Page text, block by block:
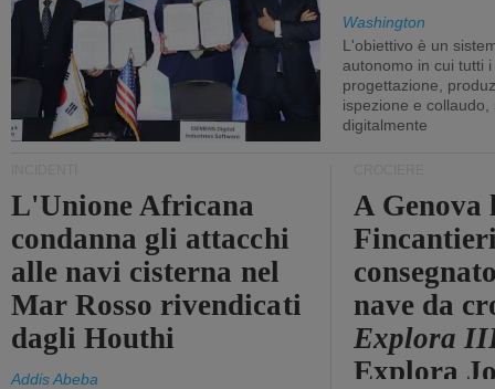
Washington
L'obiettivo è un
autonomo in cui tutti
progettazione,
ispezione e collaudo,
digitalmente
L'Unione Africana
condanna gli attacchi
alle navi cisterna nel
Mar Rosso rivendicati
dagli Houthi
Addis Abeba
A Genova
nave da
Explora
Explora